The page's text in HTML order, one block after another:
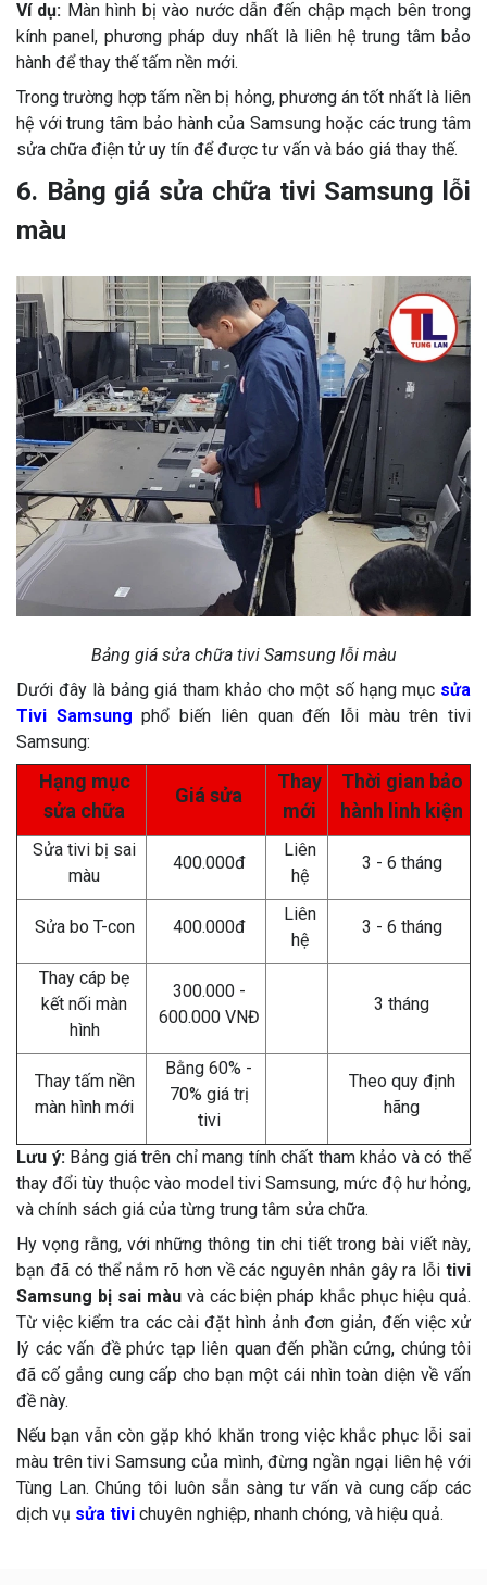
Ví dụ: Màn hình bị vào nước dẫn đến chập mạch bên trong
kính panel, phương pháp duy nhất là liên hệ trung tâm bảo
hành để thay thế tấm nền mới.
Trong trường hợp tấm nền bị hỏng, phương án tốt nhất là liên
hệ với trung tâm bảo hành của Samsung hoặc các trung tâm
sửa chữa điện tử uy tín để được tư vấn và báo giá thay thế.
6. Bảng giá sửa chữa tivi Samsung lỗi
màu
Bảng giá sửa chữa tivi Samsung lỗi màu
Dưới đây là bảng giá tham khảo cho một số hạng mục sửa
Tivi Samsung phổ biến liên quan đến lỗi màu trên tivi
Samsung:
Hạng mục
sửa chữa
Giá sửa
Thay
mới
Thời gian bảo
hành linh kiện
Sửa tivi bị sai
màu
400.000đ
Liên
hệ
3 - 6 tháng
Sửa bo T-con 400.000đ
Liên
hệ
3 - 6 tháng
Thay cáp bẹ
kết nối màn
hình
300.000 -
600.000 VNĐ
3 tháng
Thay tấm nền
màn hình mới
Bằng 60% -
70% giá trị
tivi
Theo quy định
hãng
Lưu ý: Bảng giá trên chỉ mang tính chất tham khảo và có thể
thay đổi tùy thuộc vào model tivi Samsung, mức độ hư hỏng,
và chính sách giá của từng trung tâm sửa chữa.
Hy vọng rằng, với những thông tin chi tiết trong bài viết này,
bạn đã có thể nắm rõ hơn về các nguyên nhân gây ra lỗi tivi
Samsung bị sai màuvà các biện pháp khắc phục hiệu quả.
Từ việc kiểm tra các cài đặt hình ảnh đơn giản, đến việc xử
lý các vấn đề phức tạp liên quan đến phần cứng, chúng tôi
đã cố gắng cung cấp cho bạn một cái nhìn toàn diện về vấn
đề này.
Nếu bạn vẫn còn gặp khó khăn trong việc khắc phục lỗi sai
màu trên tivi Samsung của mình, đừng ngần ngại liên hệ với
Tùng Lan. Chúng tôi luôn sẵn sàng tư vấn và cung cấp các
dịch vụ sửa tivi chuyên nghiệp, nhanh chóng, và hiệu quả.